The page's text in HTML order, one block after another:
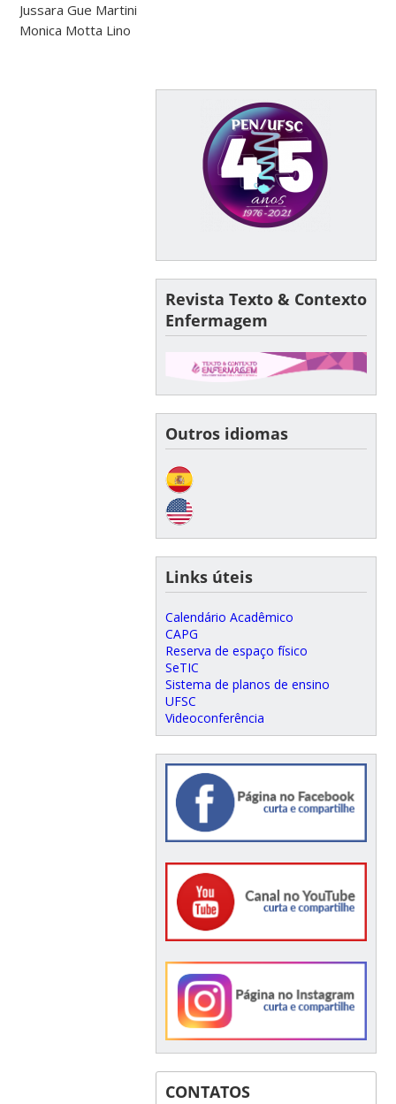
Jussara Gue Martini
Monica Motta Lino
Revista Texto & Contexto
Enfermagem
Outros idiomas
Links úteis
Calendário Acadêmico
CAPG
Reserva de espaço físico
SeTIC
Sistema de planos de ensino
UFSC
Videoconferência
CONTATOS